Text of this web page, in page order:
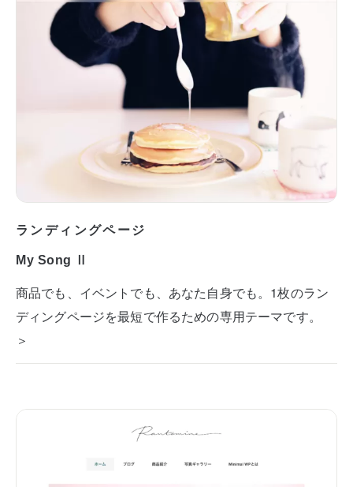
ランディングページ
My Song Ⅱ
商品でも、イベントでも、あなた自身でも。1枚のラン
ディングページを最短で作るための専用テーマです。
＞